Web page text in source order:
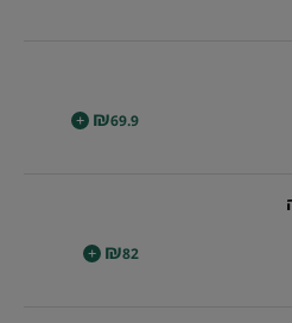
₪69.9
+
₪82
+